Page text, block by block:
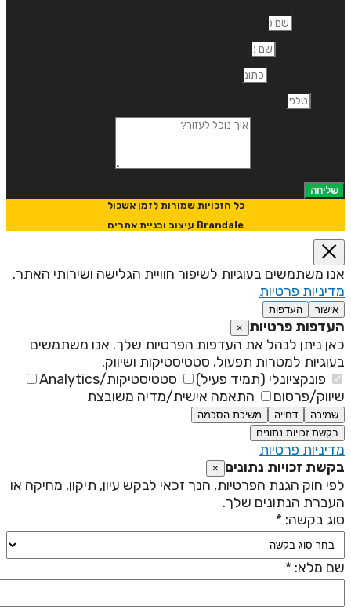
שליחה
כל הזכויות שמורות לזמן אשכול
Brandale עיצוב ובניית אתרים
משתמשים בעוגיות לשיפור חוויית הגלישה ושירותי האתר.
פרטיות
אישור העדפות
פרטיות ×
ניתן לנהל את העדפות הפרטיות שלך. אנו משתמשים
למטרות תפעול, סטטיסטיקות ושיווק.
פונקציונלי (תמיד פעיל)
סטטיסטיקות/Analytics
פרסום
התאמה אישית/מדיה משובצת
שמירה דחייה
משיכת הסכמה
בקשת זכויות נתונים
פרטיות
זכויות נתונים ×
חוק הגנת הפרטיות, הנך זכאי לבקש עיון, תיקון, מחיקה או
הנתונים שלך.
בקשה: *
מלא: *